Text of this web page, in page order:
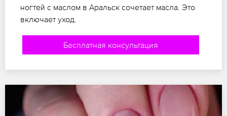
ногтей с маслом в Аральск сочетает масла. Это
включает уход.
Бесплатная консультация